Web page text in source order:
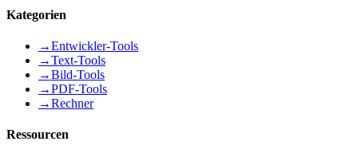
Kategorien
→Entwickler-Tools
→Text-Tools
→Bild-Tools
→PDF-Tools
→Rechner
Ressourcen